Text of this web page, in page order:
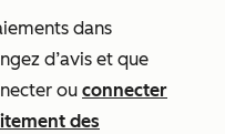
dans
d’avis et que
ou connecter
des